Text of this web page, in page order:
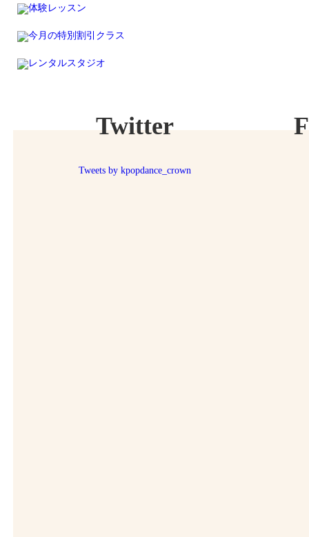
Twitter
Tweets by kpopdance_crown